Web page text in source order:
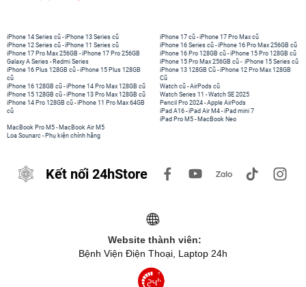
iPhone 14 Series cũ -iPhone 13 Series cũ
iPhone 12 Series cũ -iPhone 11 Series cũ
iPhone 17 Pro Max 256GB -iPhone 17 Pro 256GB
Galaxy A Series - Redmi Series
iPhone 17 cũ -iPhone 17 Pro Max cũ
iPhone 16 Series cũ - iPhone 16 Pro Max 256GB cũ
iPhone 16 Pro 128GB cũ -iPhone 15 Pro 128GB cũ
iPhone 15 Pro Max 256GB cũ - iPhone 15 Series cũ
iPhone 16 Plus 128GB cũ -iPhone 15 Plus 128GB
cũ
iPhone 16 128GB cũ -iPhone 14 Pro Max 128GB cũ
iPhone 15 128GB cũ -iPhone 13 Pro Max 128GB cũ
iPhone 14 Pro 128GB cũ -iPhone 11 Pro Max 64GB
cũ
iPhone 13 128GB Cũ -iPhone 12 Pro Max 128GB
Cũ
Watch cũ -AirPods cũ
Watch Series 11 -Watch SE 2025
Pencil Pro 2024 -Apple AirPods
iPad A16 -iPad Air M4 -iPad mini 7
iPad Pro M5 - MacBook Neo
MacBook Pro M5 - MacBook Air M5
Loa Sounarc - Phụ kiện chính hãng
Kết nối 24hStore
Website thành viên:
Bệnh Viện Điện Thoại, Laptop 24h